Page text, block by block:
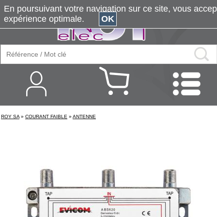
ROY SA » COURANT FAIBLE » ANTENNE
En poursuivant votre navigation sur ce site, vous
expérience optimale.
OK